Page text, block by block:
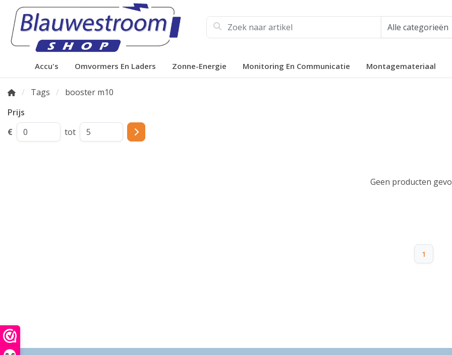
Accu's Omvormers En Laders Zonne-Energie Monitoring En Communicatie Montagemateriaal
Tags
booster m10
Prijs
€
tot
Geen producten
1